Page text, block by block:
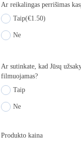
Ar reikalingas perrišimas
Taip(€1.50)
Ne
Ar sutinkate, kad Jūsų
filmuojamas?
Taip
Ne
Produkto kaina